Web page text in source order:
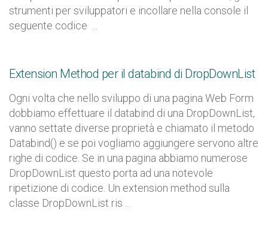
strumenti per sviluppatori e incollare nella console il
seguente codice ...
Extension Method per il databind di DropDownList
Ogni volta che nello sviluppo di una pagina Web Form
dobbiamo effettuare il databind di una DropDownList,
vanno settate diverse proprietà e chiamato il metodo
Databind() e se poi vogliamo aggiungere servono altre
righe di codice. Se in una pagina abbiamo numerose
DropDownList questo porta ad una notevole
ripetizione di codice. Un extension method sulla
classe DropDownList ris ...